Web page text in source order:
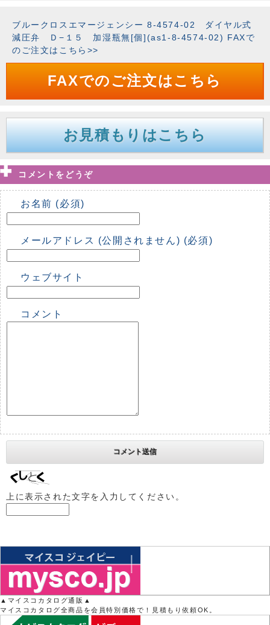
ブルークロスエマージェンシー 8-4574-02 ダイヤル式
減圧弁 Ｄ−１５ 加湿瓶無[個](as1-8-4574-02) FAXで
のご注文はこちら>>
FAXでのご注文はこちら
お見積もりはこちら
コメントをどうぞ
お名前 (必須)
メールアドレス (公開されません) (必須)
ウェブサイト
コメント
上に表示された文字を入力してください。
▲マイスコカタログ通販▲
マイスコカタログ全商品を会員特別価格で！見積もり依頼OK。